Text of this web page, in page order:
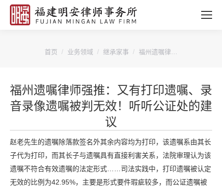
您的位置：
首页 业务领域 继承家事 福州遗嘱律…
福州遗嘱律师强推：又有打印遗嘱、录
音录像遗嘱被判无效！听听公证处的建
议
赵老先生的遗嘱除落款签名外其余内容均为打印，该遗嘱系由其长
子代为打印，而其长子与遗嘱具有直接利害关系，法院审理认为该
遗嘱不符合有效遗嘱的法定形式……司法实践中，打印遗嘱被认定
无效的比例为42.95%，主要是形式要件瑕疵较多，而公证遗嘱被